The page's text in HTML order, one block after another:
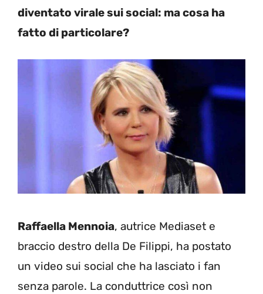
diventato virale sui social: ma cosa ha
fatto di particolare?
Raffaella Mennoia, autrice Mediaset e
braccio destro della De Filippi, ha postato
un video sui social che ha lasciato i fan
senza parole. La conduttrice così non